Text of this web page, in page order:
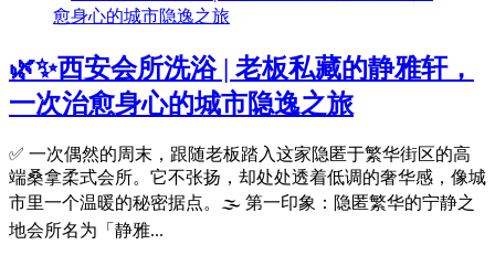
🌿✨西安会所洗浴 | 老板私藏的静雅轩，
一次治愈身心的城市隐逸之旅
✅ 一次偶然的周末，跟随老板踏入这家隐匿于繁华街区的高
端桑拿柔式会所。它不张扬，却处处透着低调的奢华感，像城
市里一个温暖的秘密据点。🌫️ 第一印象：隐匿繁华的宁静之
地会所名为「静雅...